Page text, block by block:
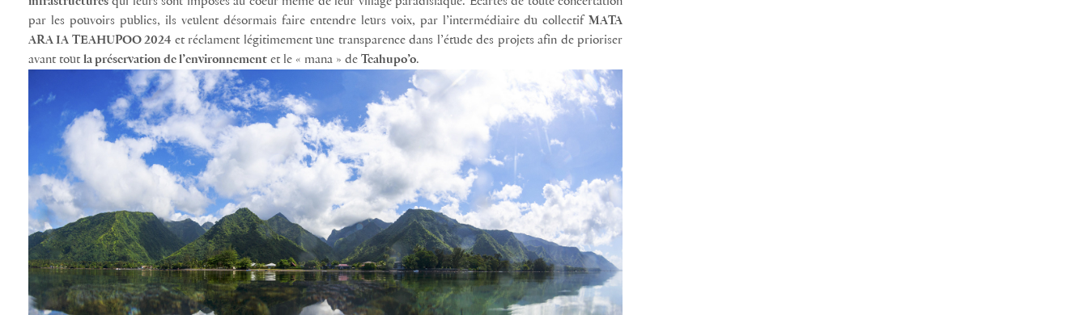
par les pouvoirs publics, ils veulent désormais faire entendre leurs voix, par l’intermédiaire du collectifMATA
ARA IA TEAHUPOO 2024 et réclament légitimement une transparence dans l’étude des projets afin de prioriser
avant toutla préservation de l’environnement et le « mana » de Teahupo’o.